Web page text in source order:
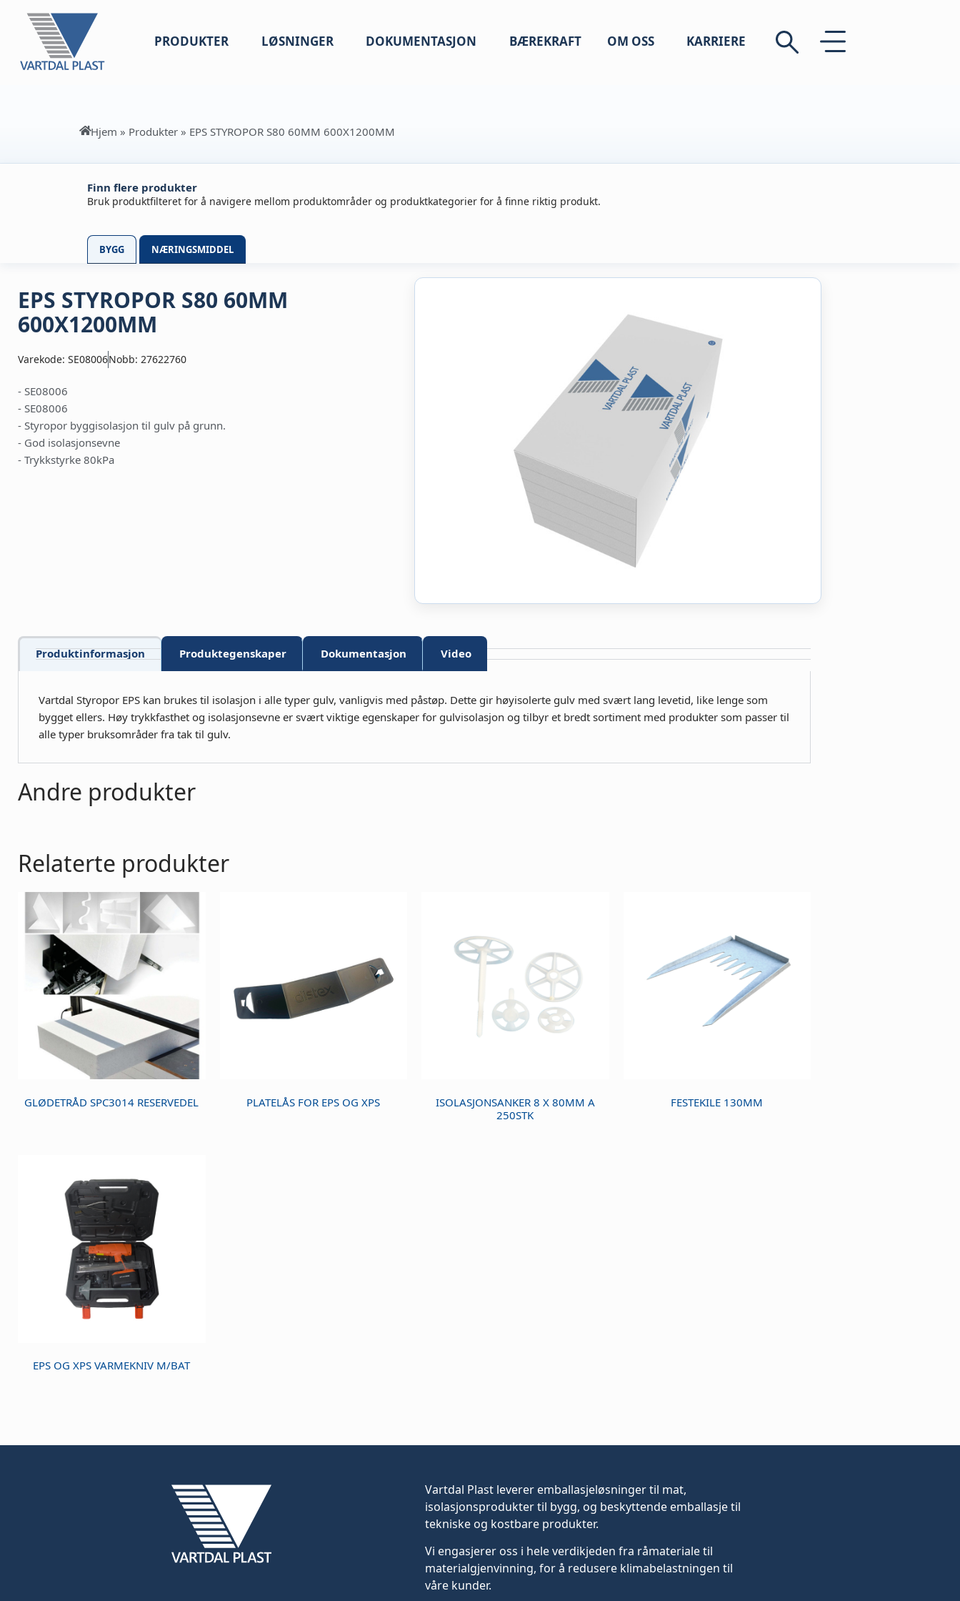
PRODUKTER LØSNINGER DOKUMENTASJON BÆREKRAFT OM OSS KARRIERE
Hjem » Produkter » EPS STYROPOR S80 60MM 600X1200MM
Finn flere produkter
Bruk produktfilteret for å navigere mellom produktområder og produktkategorier for å finne riktig produkt.
BYGG NÆRINGSMIDDEL
EPS STYROPOR S80 60MM
600X1200MM
Varekode: SE08006Nobb: 27622760
- SE08006
- SE08006
- Styropor byggisolasjon til gulv på grunn.
- God isolasjonsevne
- Trykkstyrke 80kPa
Produktinformasjon Produktegenskaper Dokumentasjon Video
Vartdal Styropor EPS kan brukes til isolasjon i alle typer gulv, vanligvis med påstøp. Dette gir høyisolerte gulv med svært lang levetid, like lenge som
bygget ellers. Høy trykkfasthet og isolasjonsevne er svært viktige egenskaper for gulvisolasjon og tilbyr et bredt sortiment med produkter som passer til
alle typer bruksområder fra tak til gulv.
Andre produkter
Relaterte produkter
GLØDETRÅD SPC3014 RESERVEDEL PLATELÅS FOR EPS OG XPS
ISOLASJONSANKER 8 X 80MM A
250STK
FESTEKILE 130MM
EPS OG XPS VARMEKNIV M/BAT
Vartdal Plast leverer emballasjeløsningertil mat,
isolasjonsprodukter til bygg, og beskyttende emballasje til
tekniske og kostbare produkter.
Vi engasjerer oss i hele verdikjeden fra råmateriale til
materialgjenvinning, for å redusere klimabelastningen til
våre kunder.